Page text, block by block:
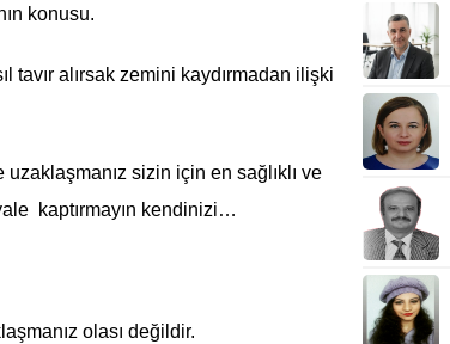
konusu.
tavır alırsak zemini kaydırmadan ilişki
uzaklaşmanız sizin için en sağlıklı ve
kaptırmayın kendinizi…
olası değildir.